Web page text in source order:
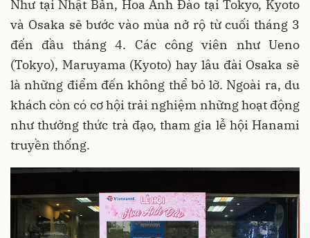
Như tại Nhật Bản, Hoa Anh Đào tại Tokyo, Kyoto
và Osaka sẽ bước vào mùa nở rộ từ cuối tháng 3
đến đầu tháng 4. Các công viên như Ueno
(Tokyo), Maruyama (Kyoto) hay lâu đài Osaka sẽ
là những điểm đến không thể bỏ lỡ. Ngoài ra, du
khách còn có cơ hội trải nghiệm những hoạt động
như thưởng thức trà đạo, tham gia lễ hội Hanami
truyền thống.